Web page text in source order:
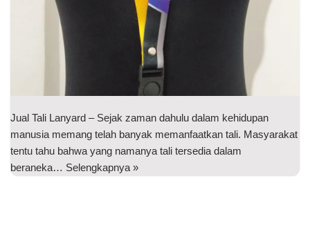
Jual Tali Lanyard – Sejak zaman dahulu dalam kehidupan
manusia memang telah banyak memanfaatkan tali. Masyarakat
tentu tahu bahwa yang namanya tali tersedia dalam
beraneka… Selengkapnya »